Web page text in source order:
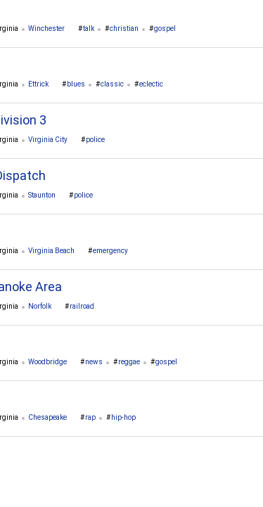
Winchester talk christian gospel
Ettrick blues classic eclectic
3
Virginia City police
Staunton police
Virginia Beach emergency
Area
Norfolk railroad
Woodbridge news reggae gospel
Chesapeake rap hip-hop